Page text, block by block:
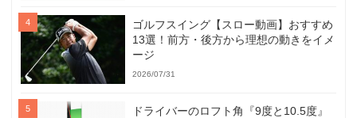
ゴルフスイング【スロー動画】おすすめ
13選！前方・後方から理想の動きをイメ
ージ
2026/07/31
ドライバーのロフト角『9度と10.5度』